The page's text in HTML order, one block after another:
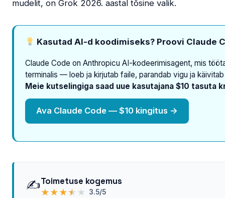
mudelit, on Grok 2026. aastal tõsine valik.
Kasutad AI-d koodimiseks? Proovi Claude
Claude Code on Anthropicu AI-kodeerimisagent, mis
terminalis — loeb ja kirjutab faile, parandab vigu ja
Meie kutselingiga saad uue kasutajana $10 tasuta
Ava Claude Code — $10 kingitus →
✍️Toimetuse kogemus
★ ★ ★ ★ ★ 3.5/5